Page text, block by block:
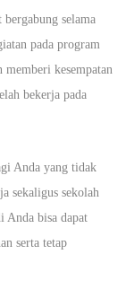
selama
pada program
kesempatan
bekerja pada
Anda yang tidak
sekaligus sekolah
Anda bisa dapat
serta tetap